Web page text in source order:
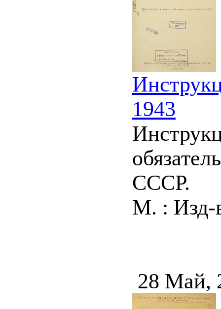
1943
СССР.
М. : Изд-
28 Май,